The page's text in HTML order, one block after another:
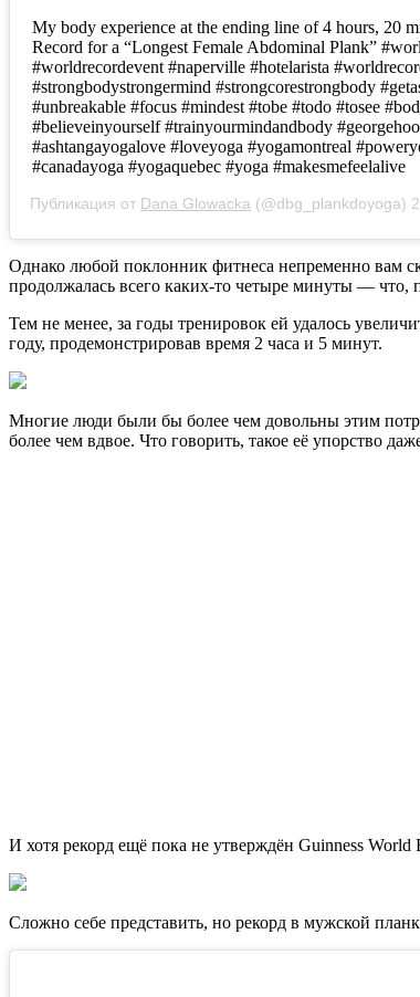
My body experience at the ending line of 4 hours, 20
Record for a “Longest Female Abdominal Plank”
#worldrecordevent #naperville #hotelarista
#strongbodystrongermind #strongcorestrongbody
#unbreakable #focus #mindest #tobe #todo #tosee
#believeinyourself #trainyourmindandbody
#ashtangayogalove #loveyoga #yogamontreal
#canadayoga #yogaquebec #yoga #makesmefeelalive
Публикация от Dana Glowacka (@dbg_plankdoyoga)
Однако любой поклонник фитнеса непременно вам
продолжалась всего каких-то четыре минуты — что,
Тем не менее, за годы тренировок ей удалось
году, продемонстрировав время 2 часа и 5 минут.
Многие люди были бы более чем довольны этим
более чем вдвое. Что говорить, такое её упорство
И хотя рекорд ещё пока не утверждён Guinness World
Сложно себе представить, но рекорд в мужской